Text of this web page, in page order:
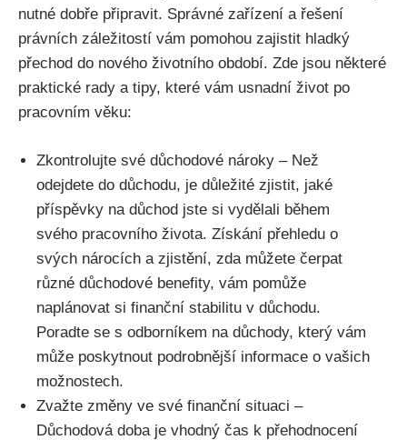
nutné dobře připravit. Správné zařízení a řešení
právních záležitostí vám pomohou zajistit hladký
přechod do nového životního období. Zde jsou některé
praktické rady a tipy, které vám usnadní život po
pracovním věku:
Zkontrolujte své důchodové nároky – Než
odejdete do důchodu, je důležité zjistit, jaké
příspěvky na důchod jste si vydělali během
svého pracovního života. Získání přehledu o
svých nárocích a zjistění, zda můžete čerpat
různé důchodové benefity, vám pomůže
naplánovat si finanční stabilitu v důchodu.
Poradte se s odborníkem na důchody, který vám
může poskytnout podrobnější informace o vašich
možnostech.
Zvažte změny ve své finanční situaci –
Důchodová doba je vhodný čas k přehodnocení